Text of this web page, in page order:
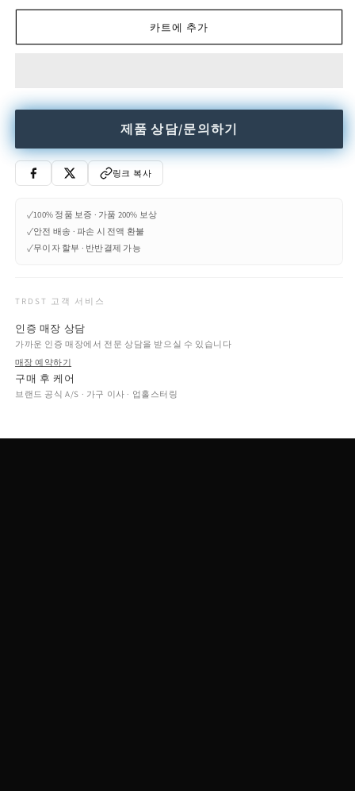
카트에 추가
제품 상담/문의하기
링크 복사
✓100% 정품 보증 · 가품 200% 보상
✓안전 배송 · 파손 시 전액 환불
✓무이자 할부 · 반반결제 가능
TRDST 고객 서비스
인증 매장 상담
가까운 인증 매장에서 전문 상담을 받으실 수 있습니다
매장 예약하기
구매 후 케어
브랜드 공식 A/S · 가구 이사 · 업홀스터링